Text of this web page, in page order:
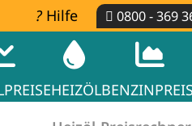
Hilfe 0800 - 369
HEIZÖL